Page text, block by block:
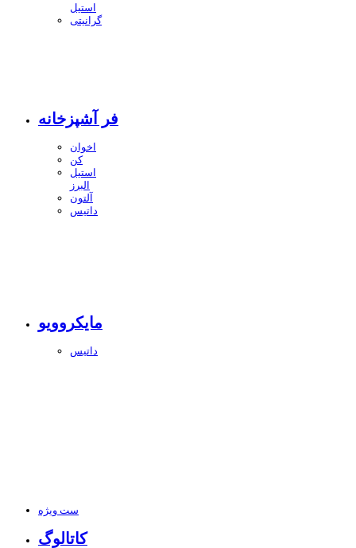
استیل
گرانیتی
فر آشپزخانه
اخوان
کن
استیل
البرز
آلتون
داتیس
مایکروویو
داتیس
ست ویژه
کاتالوگ